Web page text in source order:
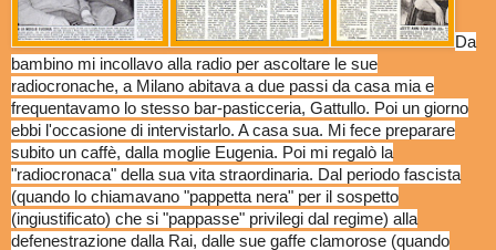
Da
bambino mi incollavo alla radio per ascoltare le sue
radiocronache, a Milano abitava a due passi da casa mia e
frequentavamo lo stesso bar-pasticceria, Gattullo. Poi un giorno
ebbi l'occasione di intervistarlo. A casa sua. Mi fece preparare
subito un caffè, dalla moglie Eugenia. Poi mi regalò la
"radiocronaca" della sua vita straordinaria. Dal periodo fascista
(quando lo chiamavano "pappetta nera" per il sospetto
(ingiustificato) che si "pappasse" privilegi dal regime) alla
defenestrazione dalla Rai, dalle sue gaffe clamorose (quando